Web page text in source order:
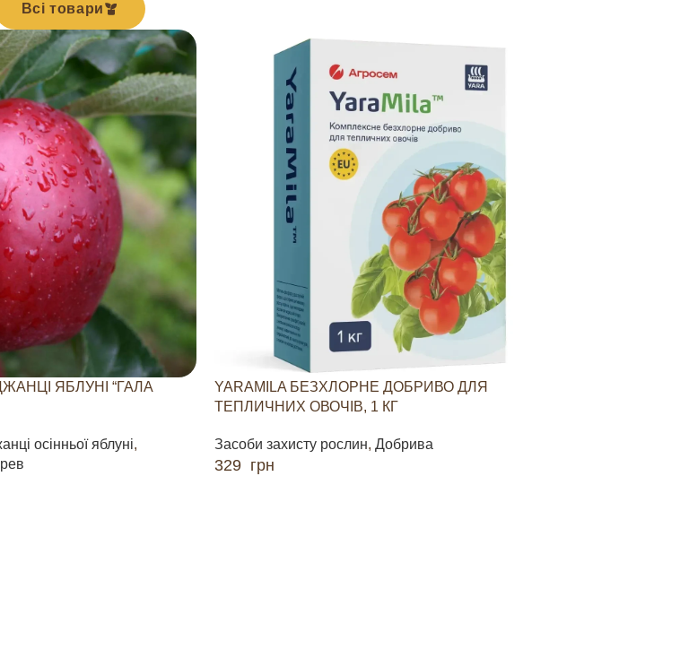
Всі товари
ЯБЛУНІ “ГАЛА
осінньої яблуні,
YARAMILA БЕЗХЛОРНЕ ДОБРИВО ДЛЯ
ТЕПЛИЧНИХ ОВОЧІВ, 1 КГ
Засоби захисту рослин, Добрива
329 грн